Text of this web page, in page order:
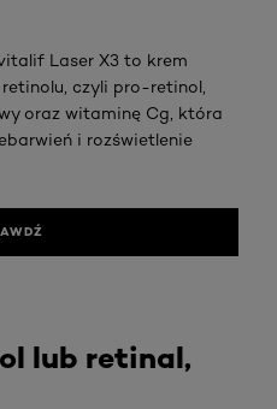
Laser X3 to krem
czyli pro-retinol,
oraz witaminę Cg, która
i rozświetlenie
lub retinal,